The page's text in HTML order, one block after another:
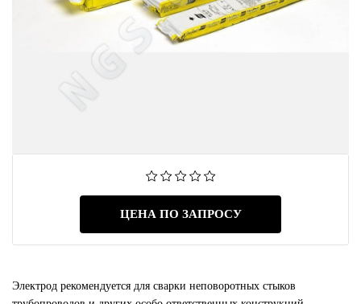
ЦЕНА ПО ЗАПРОСУ
Электрод рекомендуется для сварки неповоротных стыков